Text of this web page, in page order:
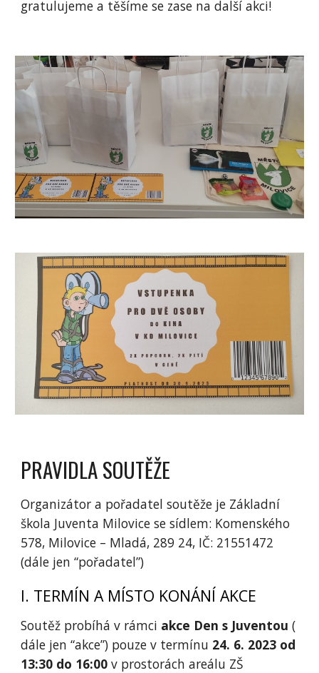
gratulujeme a těšíme se zase na další akci!
PRAVIDLA SOUTĚŽE
Organizátor a pořadatel soutěže je Základní
škola Juventa Milovice se sídlem: Komenského
578, Milovice – Mladá, 289 24, IČ: 21551472
(dále jen “pořadatel”)
I. TERMÍN A MÍSTO KONÁNÍ AKCE
Soutěž probíhá v rámci akce Den s Juventou (
dále jen “akce”) pouze v termínu 24. 6. 2023 od
13:30 do 16:00 v prostorách areálu ZŠ